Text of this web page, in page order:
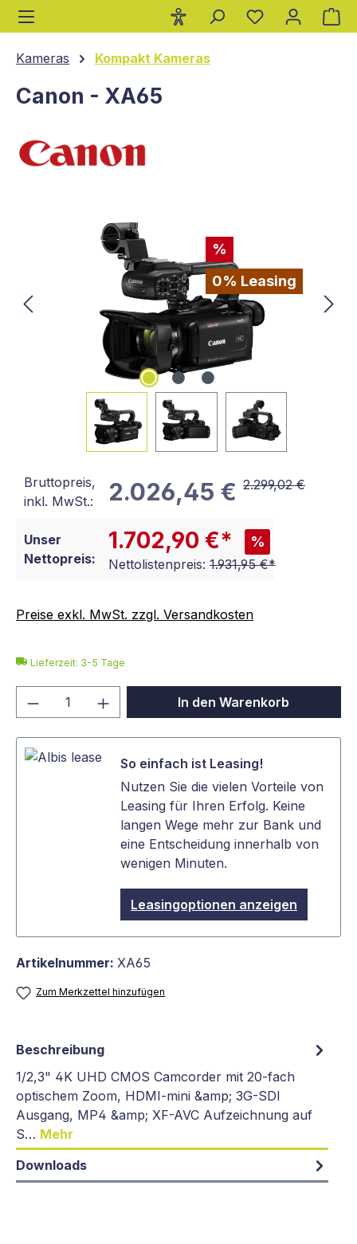
springen
Kameras Kompakt Kameras
Canon - XA65
%
0% Leasing
Bildergalerie überspringen
Bruttopreis,
inkl. MwSt.:
2.026,45 € 2.299,02 €
Unser
Nettopreis:
1.702,90 €* %
Nettolistenpreis: 1.931,95 €*
Preise exkl. MwSt. zzgl. Versandkosten
Lieferzeit: 3-5 Tage
Produkt Anzahl: Gib denIn den Warenkorb
So einfach ist Leasing!
Nutzen Sie die vielen Vorteile von
Leasing für Ihren Erfolg. Keine
langen Wege mehr zur Bank und
eine Entscheidung innerhalb von
wenigen Minuten.
Leasingoptionen anzeigen
Artikelnummer: XA65
Zum Merkzettel hinzufügen
Beschreibung
1/2,3" 4K UHD CMOS Camcorder mit 20-fach
optischem Zoom, HDMI-mini &amp; 3G-SDI
Ausgang, MP4 &amp; XF-AVC Aufzeichnung auf
S… Mehr
Downloads